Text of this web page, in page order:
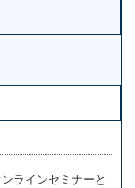
ラインセミナーと